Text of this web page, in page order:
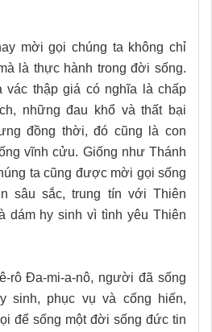
mời gọi chúng ta không chỉ
là thực hành trong đời sống.
vác thập giá có nghĩa là chấp
những đau khổ và thất bại
đồng thời, đó cũng là con
vĩnh cửu. Giống như Thánh
ta cũng được mời gọi sống
sâu sắc, trung tín với Thiên
dám hy sinh vì tình yêu Thiên
rô Đa-mi-a-nô, người đã sống
sinh, phục vụ và cống hiến,
để sống một đời sống đức tin